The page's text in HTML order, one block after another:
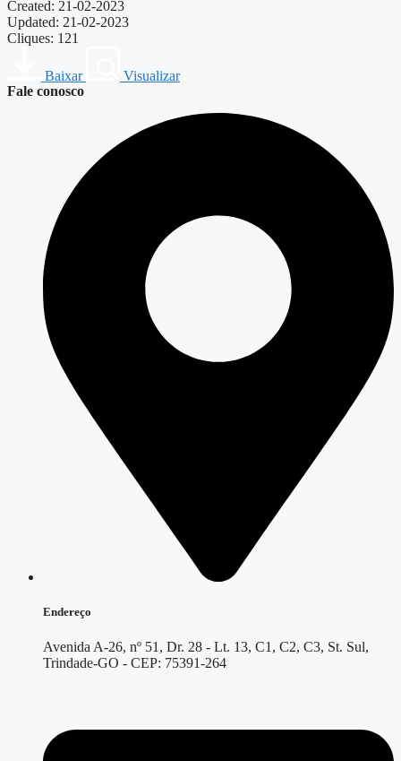
Created: 21-02-2023
Updated: 21-02-2023
Cliques: 121
Baixar
Visualizar
Fale conosco
Endereço
Avenida A-26, nº 51, Dr. 28 - Lt. 13, C1, C2, C3, St. Sul,
Trindade-GO - CEP: 75391-264